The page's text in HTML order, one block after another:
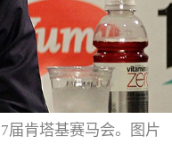
届肯塔基赛马会。图片